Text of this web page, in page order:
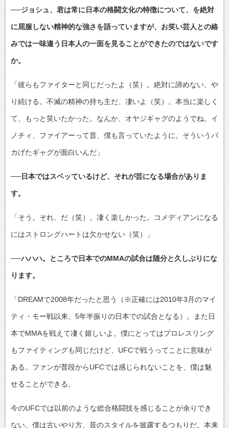
──ジョシュ、君は常に日本の格闘文化の特徴について、を絶対
に屈服しない精神的な強さを語っていますが、お笑い芸人との絡
みでは一味違う日本人の一面を見ることができたのではないです
か。
「彼らもファイターと同じだったよ（笑）。絶対に諦めない、や
り続ける。不滅の精神の持ち主だ、凄いよ（笑）。本当に楽しく
て、もっと笑いたかった。なんか、オヤジギャグのようでね。イ
ノチィ、ファイアーって昔、僕も言っていたように。そういうバ
カげたギャグが面白いんだ」
──日本ではスベッているけど、それが芸になる場合がありま
す。
「そう。それ、だ（笑）。凄く楽しかった。コメディアンになる
にはストロングハートは欠かせない（笑）」
──ハハハ。ところで日本でのMMAの試合は随分と久しぶりにな
ります。
「DREAMで2008年だったと思う（※正確には2010年3月のマイ
ティ・モー戦以来、5年半振りの日本での試合となる）。また日
本でMMAを戦えて凄く嬉しいよ。僕にとってはプロレスリング
もファイティングも同じだけど、UFCで戦うってことに意味が
ある。ファンが普段からUFCでは感じられないことを、僕は魅
せることができる。
今のUFCでは以前のような総合格闘技を感じることが余りでき
ない。僕は古いやり方、昔のスタイルを披露するつもりだ。本来